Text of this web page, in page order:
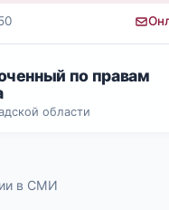
по правам
области
в СМИ